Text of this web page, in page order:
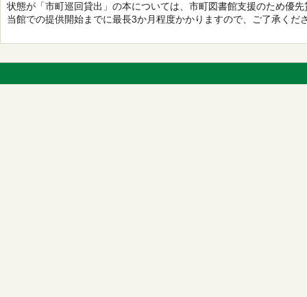
状態が「市町巡回貸出」の本については、市町図書館支援のため優
当館での提供開始までに最長3か月程度かかりますので、ご了承くだ